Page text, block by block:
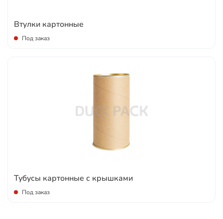
Втулки картонные
Под заказ
Тубусы картонные с крышками
Под заказ